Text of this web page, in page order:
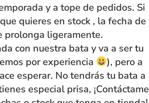
y a tope de pedidos. Si
quieres en stock , la fecha de
prolonga ligeramente.
con nuestra bata y va a ser tu
por experiencia
), pero a
esperar. No tendrás tu bata a
especial prisa, ¡Contáctame